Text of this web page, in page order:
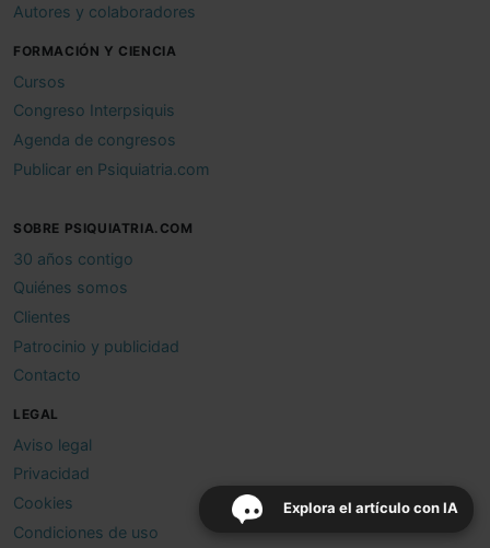
Explora el artículo con IA
Autores y colaboradores
FORMACIÓN Y CIENCIA
Cursos
Congreso Interpsiquis
Agenda de congresos
Publicar en Psiquiatria.com
SOBRE PSIQUIATRIA.COM
30 años contigo
Quiénes somos
Clientes
Patrocinio y publicidad
Contacto
LEGAL
Aviso legal
Privacidad
Cookies
Condiciones de uso